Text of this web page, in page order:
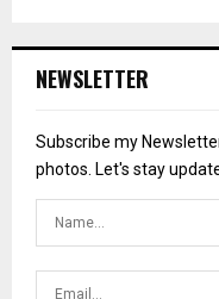
NEWSLETTER
Subscribe my
photos. Let's stay